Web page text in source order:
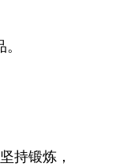
持锻炼，